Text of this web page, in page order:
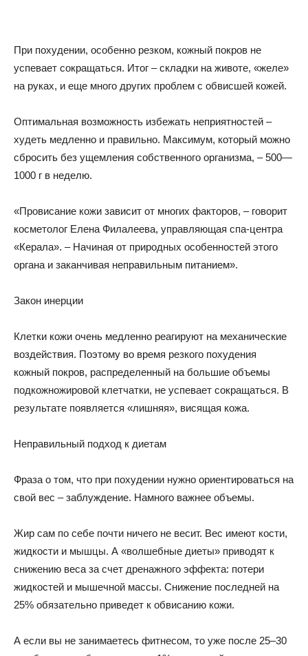
При похудении, особенно резком, кожный покров не
успевает сокращаться. Итог – складки на животе, «желе»
на руках, и еще много других проблем с обвисшей кожей.
Оптимальная возможность избежать неприятностей –
худеть медленно и правильно. Максимум, который можно
сбросить без ущемления собственного организма, – 500—
1000 г в неделю.
«Провисание кожи зависит от многих факторов, – говорит
косметолог Елена Филалеева, управляющая спа-центра
«Керала». – Начиная от природных особенностей этого
органа и заканчивая неправильным питанием».
Закон инерции
Клетки кожи очень медленно реагируют на механические
воздействия. Поэтому во время резкого похудения
кожный покров, распределенный на большие объемы
подкожножировой клетчатки, не успевает сокращаться. В
результате появляется «лишняя», висящая кожа.
Неправильный подход к диетам
Фраза о том, что при похудении нужно ориентироваться на
свой вес – заблуждение. Намного важнее объемы.
Жир сам по себе почти ничего не весит. Вес имеют кости,
жидкости и мышцы. А «волшебные диеты» приводят к
снижению веса за счет дренажного эффекта: потери
жидкостей и мышечной массы. Снижение последней на
25% обязательно приведет к обвисанию кожи.
А если вы не занимаетесь фитнесом, то уже после 25–30